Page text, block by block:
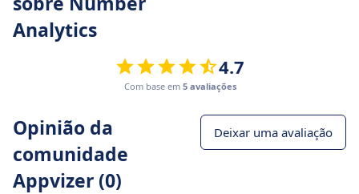
Analytics
4.7
Com base em 5 avaliações
Opinião da
comunidade
Appvizer (0)
Deixar uma avaliação